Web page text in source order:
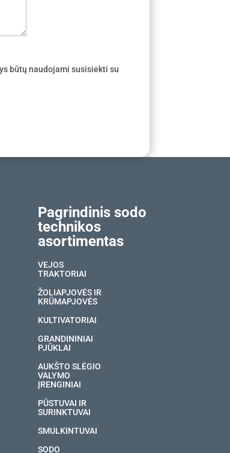
būtų naudojami susisiekti su
Pagrindinis sodo
technikos
asortimentas
VEJOS
TRAKTORIAI
ŽOLIAPJOVĖS IR
KRŪMAPJOVĖS
KULTIVATORIAI
GRANDININIAI
PJŪKLAI
AUKŠTO SLĖGIO
VALYMO
ĮRENGINIAI
PŪSTUVAI IR
SURINKTUVAI
SMULKINTUVAI
SODO